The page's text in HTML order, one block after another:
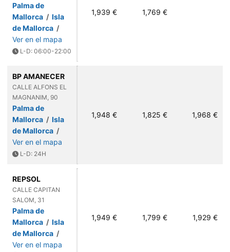
Palma de
Mallorca / Isla
de Mallorca /
Ver en el mapa
L-D: 06:00-22:00
1,939 € 1,769 €
BP AMANECER
CALLE ALFONS EL
MAGNANIM, 90
Palma de
Mallorca / Isla
de Mallorca /
Ver en el mapa
L-D: 24H
1,948 € 1,825 € 1,968 €
REPSOL
CALLE CAPITAN
SALOM, 31
Palma de
Mallorca / Isla
de Mallorca /
Ver en el mapa
1,949 € 1,799 € 1,929 €